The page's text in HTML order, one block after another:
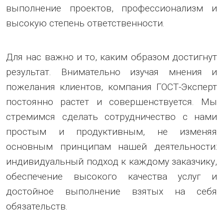
выполнение проектов, профессионализм и
высокую степень ответственности.
Для нас важно и то, каким образом достигнут
результат. Внимательно изучая мнения и
пожелания клиентов, компания ГОСТ-Эксперт
постоянно растет и совершенствуется. Мы
стремимся сделать сотрудничество с нами
простым и продуктивным, не изменяя
основным принципам нашей деятельности:
индивидуальный подход к каждому заказчику,
обеспечение высокого качества услуг и
достойное выполнение взятых на себя
обязательств.